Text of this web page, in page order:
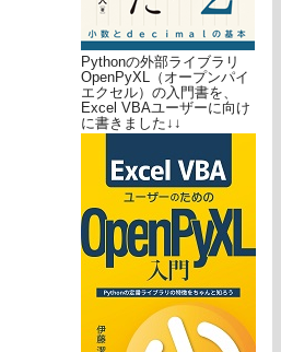
Pythonの外部ライブラリ
OpenPyXL（オープンパイ
エクセル）の入門書を、
Excel VBAユーザーに向け
に書きました↓↓